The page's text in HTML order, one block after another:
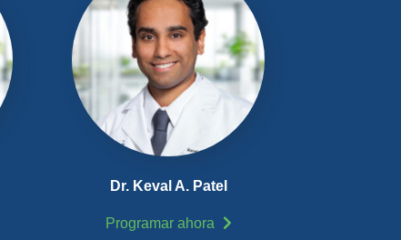
Dr. Keval A. Patel
Programar ahora